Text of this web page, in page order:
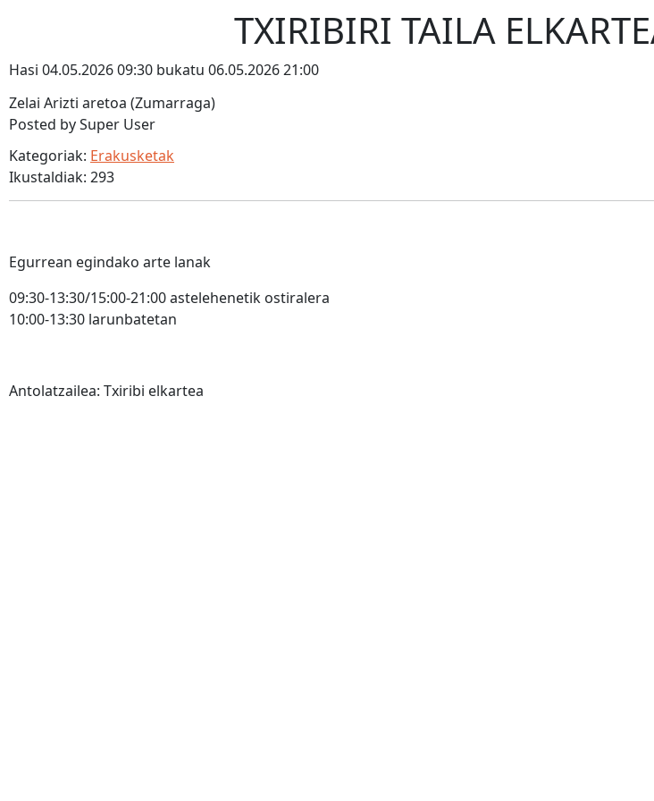
TXIRIBIRI TAILA
Hasi 04.05.2026 09:30 bukatu 06.05.2026 21:00
Zelai Arizti aretoa (Zumarraga)
Posted by Super User
Kategoriak: Erakusketak
Ikustaldiak: 293
Egurrean egindako arte lanak
09:30-13:30/15:00-21:00 astelehenetik ostiralera
10:00-13:30 larunbatetan
Antolatzailea: Txiribi elkartea